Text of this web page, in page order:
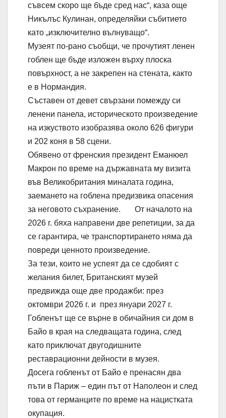
съвсем скоро ще бъде сред нас“, каза още
Никълъс Кулинан, определяйки събитието
като „изключително вълнуващо“.
Музеят по-рано съобщи, че прочутият ленен
гоблен ще бъде изложен върху плоска
повърхност, а не закрепен на стената, както
е в Нормандия.
Съставен от девет свързани помежду си
ленени панела, историческото произведение
на изкуството изобразява около 626 фигури
и 202 коня в 58 сцени.
Обявено от френския президент Еманюел
Макрон по време на държавната му визита
във Великобритания миналата година,
заемането на гоблена предизвика опасения
за неговото съхранение. От началото на
2026 г. бяха направени две репетиции, за да
се гарантира, че транспортирането няма да
повреди ценното произведение.
За тези, които не успеят да се сдобият с
желания билет, Британският музей
предвижда още две продажби: през
октомври 2026 г. и през януари 2027 г.
Гобленът ще се върне в обичайния си дом в
Байо в края на следващата година, след
като приключат двугодишните
реставрационни дейности в музея.
Досега гобленът от Байо е пренасян два
пъти в Париж – един път от Наполеон и след
това от германците по време на нацистката
окупация.